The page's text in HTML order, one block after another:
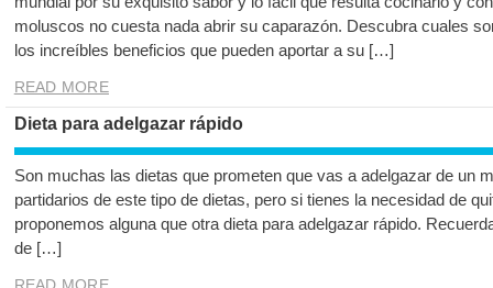
moluscos no cuesta nada abrir su caparazón. Descubra cuales
los increíbles beneficios que pueden aportar a su […]
READ MORE
Dieta para adelgazar rápido
Son muchas las dietas que prometen que vas a adelgazar de un
partidarios de este tipo de dietas, pero si tienes la necesidad de
proponemos alguna que otra dieta para adelgazar rápido.
de […]
READ MORE